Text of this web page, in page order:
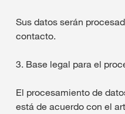
Sus datos serán
contacto.
3. Base legal para el
El procesamiento de
está de acuerdo con el